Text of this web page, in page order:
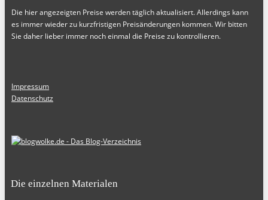
Die hier angezeigten Preise werden täglich aktualisiert. Allerdings kann
es immer wieder zu kurzfristigen Preisänderungen kommen. Wir bitten
Sie daher lieber immer noch einmal die Preise zu kontrollieren.
Impressum
Datenschutz
Die einzelnen Materialen